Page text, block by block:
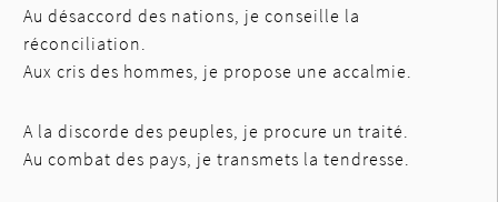
Au désaccord des nations, je conseille la
réconciliation.
Aux cris des hommes, je propose une accalmie.
A la discorde des peuples, je procure un traité.
Au combat des pays, je transmets la tendresse.